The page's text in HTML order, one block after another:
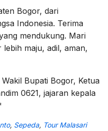
Bogor, dari
Indonesia. Terima
mendukung. Mari
maju, adil, aman,
Bupati Bogor, Ketua
0621, jajaran kepala
, Sepeda, Tour Malasari